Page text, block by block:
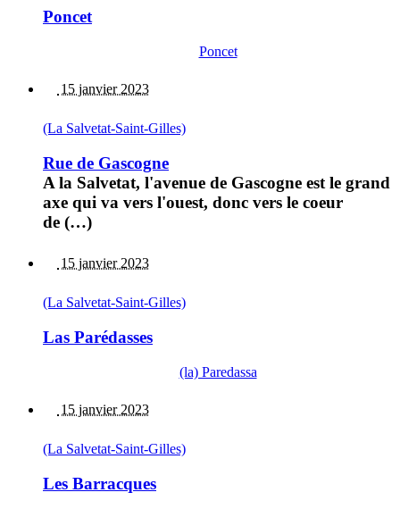
Poncet
Poncet
15 janvier 2023
(La Salvetat-Saint-Gilles)
Rue de Gascogne
A la Salvetat, l'avenue de Gascogne est le grand
axe qui va vers l'ouest, donc vers le coeur
de (…)
15 janvier 2023
(La Salvetat-Saint-Gilles)
Las Parédasses
(la) Paredassa
15 janvier 2023
(La Salvetat-Saint-Gilles)
Les Barracques